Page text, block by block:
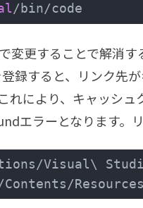
/bin/code
変更することで解消
録すると、リンク先
れにより、キャッシ
エラーとなります。
Visual\
Contents/